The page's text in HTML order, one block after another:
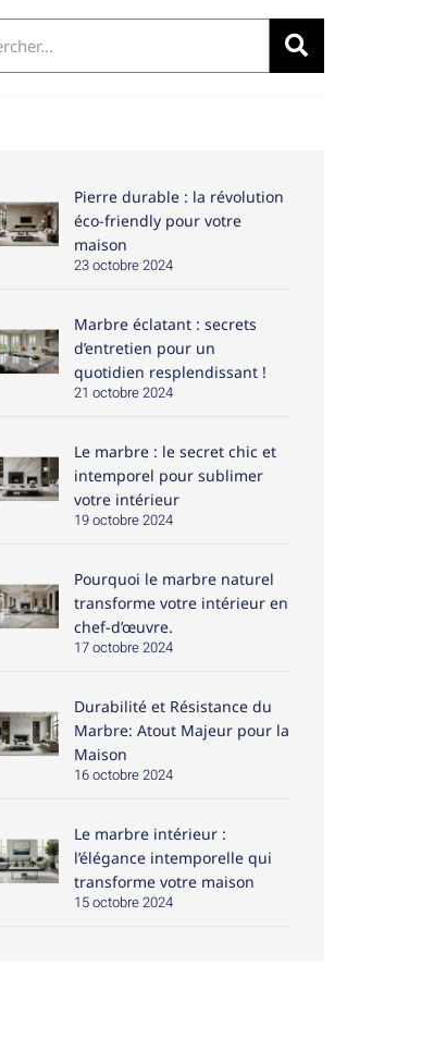
Pierre durable : la révolution
éco-friendly pour votre
maison
23 octobre 2024
Marbre éclatant : secrets
d’entretien pour un
quotidien resplendissant !
21 octobre 2024
Le marbre : le secret chic et
intemporel pour sublimer
votre intérieur
19 octobre 2024
Pourquoi le marbre naturel
transforme votre intérieur en
chef-d’œuvre.
17 octobre 2024
Durabilité et Résistance du
Marbre: Atout Majeur pour la
Maison
16 octobre 2024
Le marbre intérieur :
l’élégance intemporelle qui
transforme votre maison
15 octobre 2024